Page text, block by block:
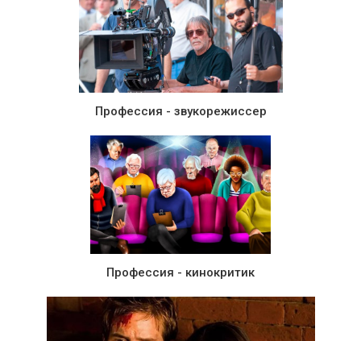
Профессия - звукорежиссер
Профессия - кинокритик